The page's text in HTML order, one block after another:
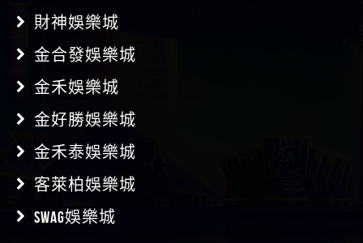
財神娛樂城
金合發娛樂城
金禾娛樂城
金好勝娛樂城
金禾泰娛樂城
客萊柏娛樂城
SWAG娛樂城